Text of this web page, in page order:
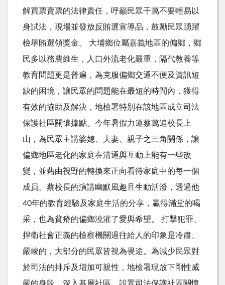
解買票賣票的法律責任，呼籲民眾千萬不要輕易以
身試法，現場並發放反賄選宣導品，鼓勵民眾踴躍
檢舉賄選領獎金。 大埔鄉位屬嘉義地區的偏鄉，鄉
民多以務農維生，人口外流老化嚴重，隔代教養等
教育問題更是普遍，為克服偏鄉交通不便及資訊短
缺的困境，讓民眾的問題能在最短的時間內，獲得
有效的協助及解決，地檢署特別在該地區成立司法
保護社區關懷據點。今年暑假力邀蔡萬追校長上
山，為民眾主講婆媳、夫妻、親子之三角關係，讓
偏鄉地區老化的家庭在溝通與互動上能有一些改
變，並藉由視野的轉換來正向看待家庭中的每一個
成員。蔡校長的演講幽默風趣且生動活潑，透過他
40年的教育經驗及家庭生活的分享，贏得滿堂的喝
采，也為貧瘠的偏鄉澆灌了愛與希望。 打擊犯罪、
捍衛社會正義的檢察機關過往給人的印象是冷肅、
嚴峻的，大部分的民眾皆視為畏途。為減少民眾對
於司法的排斥及增加可親性，地檢署現放下剛性威